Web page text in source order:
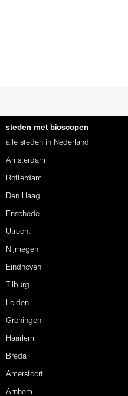
steden met bioscopen
alle steden in Nederland
Amsterdam
Rotterdam
Den Haag
Enschede
Utrecht
Nijmegen
Eindhoven
Tilburg
Leiden
Groningen
Haarlem
Breda
Amersfoort
Arnhem